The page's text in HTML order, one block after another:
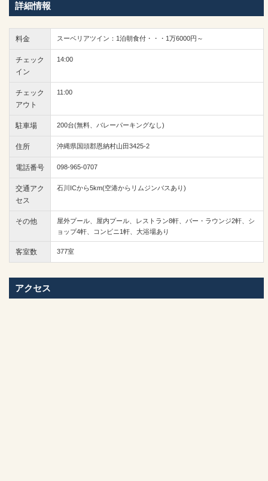
詳細情報
料金 スーベリアツイン：1泊朝食付・・・1万6000円～
チェック
イン
14:00
チェック
アウト
11:00
駐車場 200台(無料、バレーパーキングなし)
住所 沖縄県国頭郡恩納村山田3425-2
電話番号 098-965-0707
交通アク
セス
石川ICから5km(空港からリムジンバスあり)
その他
屋外プール、屋内プール、レストラン8軒、バー・ラウンジ2軒、シ
ョップ4軒、コンビニ1軒、大浴場あり
客室数 377室
アクセス